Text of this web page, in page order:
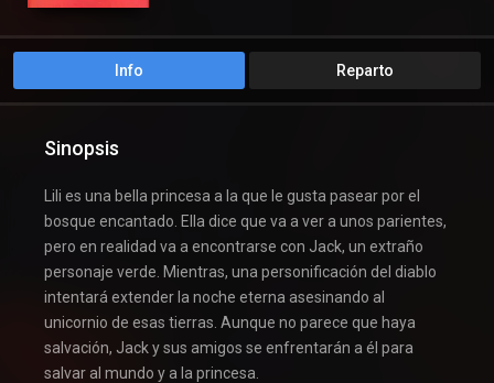
Info Reparto
Sinopsis
Lili es una bella princesa a la que le gusta pasear por el
bosque encantado. Ella dice que va a ver a unos parientes,
pero en realidad va a encontrarse con Jack, un extraño
personaje verde. Mientras, una personificación del diablo
intentará extender la noche eterna asesinando al
unicornio de esas tierras. Aunque no parece que haya
salvación, Jack y sus amigos se enfrentarán a él para
salvar al mundo y a la princesa.